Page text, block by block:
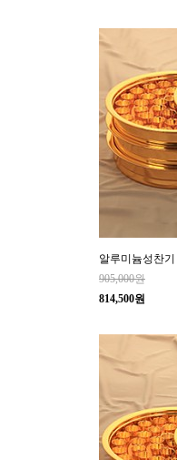
알루미늄성찬
905,000원
814,500원